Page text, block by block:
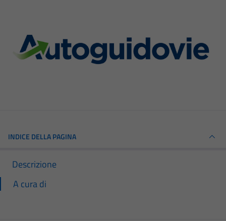
INDICE DELLA PAGINA
Descrizione
A cura di